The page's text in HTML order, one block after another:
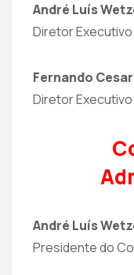
André Luís
Diretor
Fernando
Diretor
André Luís
Presidente do